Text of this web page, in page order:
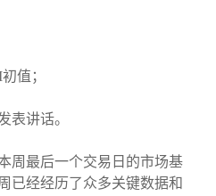
值；
表讲话。
周最后一个交易日的市场基
已经经历了众多关键数据和